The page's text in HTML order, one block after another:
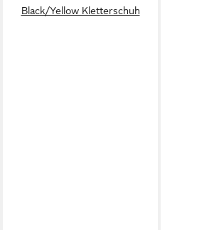
Black/Yellow Kletterschuh